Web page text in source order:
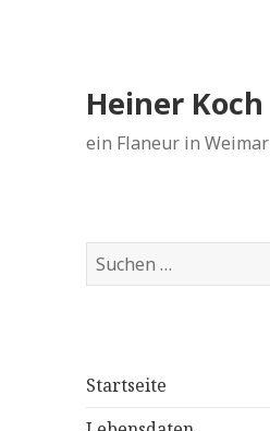
Heiner Koch
ein Flaneur in Weimar
Suchen
nach:
Startseite